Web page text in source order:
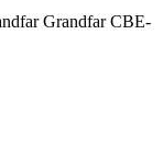
Grandfar CBE-